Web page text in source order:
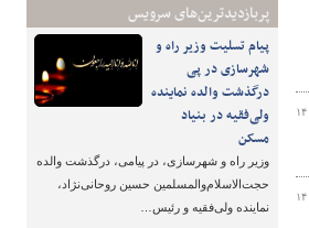
پربازدیدترین‌های سرویس
پیام تسلیت وزیر راه و
شهرسازی در پی
درگذشت والده نماینده
ولی‌فقیه در بنیاد
مسکن
وزیر راه و شهرسازی، در پیامی، درگذشت والده
حجت‌الاسلام‌والمسلمین حسین روحانی‌نژاد،
نماینده ولی‌فقیه و رئیس…